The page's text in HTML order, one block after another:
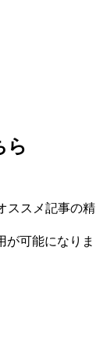
ら
ススメ記事の精
が可能になりま